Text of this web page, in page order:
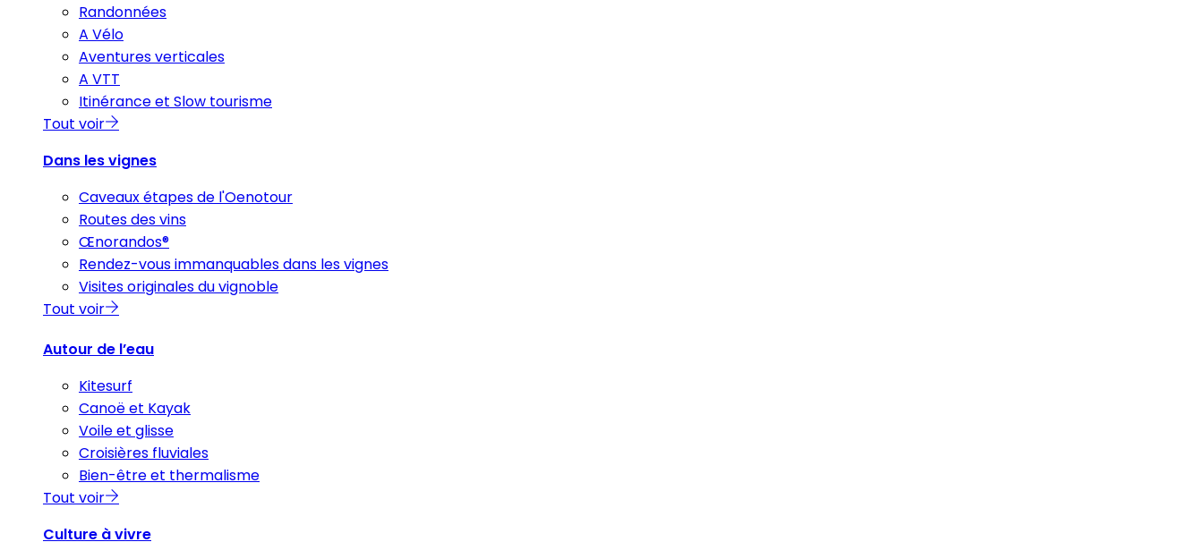
Randonnées
A Vélo
Aventures verticales
A VTT
Itinérance et Slow tourisme
Tout voir
Dans les vignes
Caveaux étapes de l'Oenotour
Routes des vins
Œnorandos®
Rendez-vous immanquables dans les vignes
Visites originales du vignoble
Tout voir
Autour de l’eau
Kitesurf
Canoë et Kayak
Voile et glisse
Croisières fluviales
Bien-être et thermalisme
Tout voir
Culture à vivre